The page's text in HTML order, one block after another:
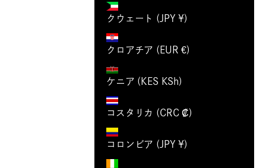
クウェート (JPY ¥)
クロアチア (EUR €)
ケニア (KES KSh)
コスタリカ (CRC ₡)
コロンビア (JPY ¥)